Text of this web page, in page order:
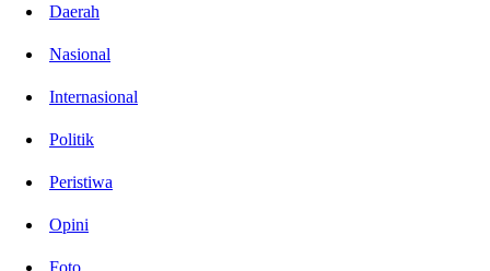
Daerah
Nasional
Internasional
Politik
Peristiwa
Opini
Foto